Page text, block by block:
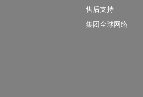
售后支持
集团全球网络